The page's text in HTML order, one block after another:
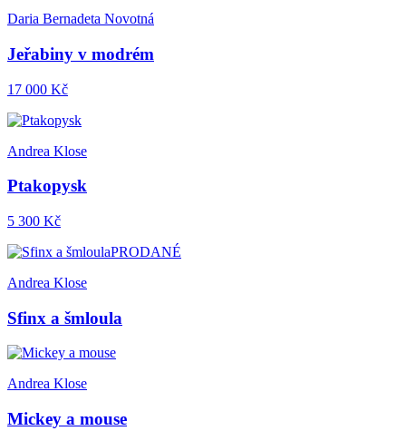
Daria Bernadeta Novotná
Jeřabiny v modrém
17 000 Kč
Andrea Klose
Ptakopysk
5 300 Kč
PRODANÉ
Andrea Klose
Sfinx a šmloula
Andrea Klose
Mickey a mouse